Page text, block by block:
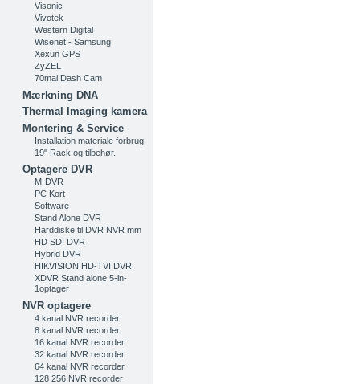
Visonic
Vivotek
Western Digital
Wisenet - Samsung
Xexun GPS
ZyZEL
70mai Dash Cam
Mærkning DNA
Thermal Imaging kamera
Montering & Service
Installation materiale forbrug
19" Rack og tilbehør.
Optagere DVR
M-DVR
PC Kort
Software
Stand Alone DVR
Harddiske til DVR NVR mm
HD SDI DVR
Hybrid DVR
HIKVISION HD-TVI DVR
XDVR Stand alone 5-in-
1optager
NVR optagere
4 kanal NVR recorder
8 kanal NVR recorder
16 kanal NVR recorder
32 kanal NVR recorder
64 kanal NVR recorder
128 256 NVR recorder